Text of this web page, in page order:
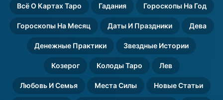
Всё О Картах Таро Гадания Гороскопы На Год
Гороскопы На Месяц Даты И Праздники Дева
Денежные Практики Звездные Истории
Козерог Колоды Таро Лев
Любовь И Семья Места Силы Новые Статьи